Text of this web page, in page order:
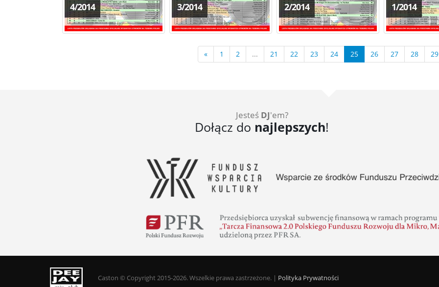
4/2014 3/2014 2/2014 1/2014
« 1 2 ... 21 22 23 24 25 26 27 28 29
Jesteś DJ'em?
Dołącz do najlepszych!
Caston © Copyright 2015-2026. Wszelkie prawa zastrzeżone. | Polityka Prywatności